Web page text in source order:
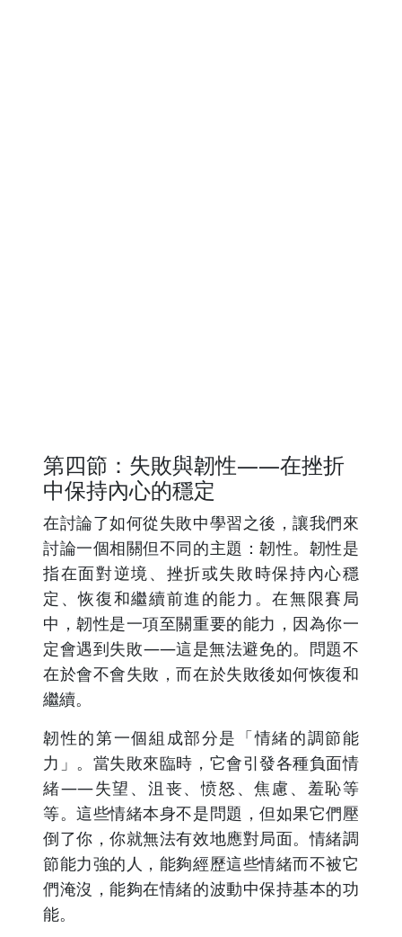
第四節：失敗與韌性——在挫折
中保持內心的穩定
在討論了如何從失敗中學習之後，讓我們來
討論一個相關但不同的主題：韌性。韌性是
指在面對逆境、挫折或失敗時保持內心穩
定、恢復和繼續前進的能力。在無限賽局
中，韌性是一項至關重要的能力，因為你一
定會遇到失敗——這是無法避免的。問題不
在於會不會失敗，而在於失敗後如何恢復和
繼續。
韌性的第一個組成部分是「情緒的調節能
力」。當失敗來臨時，它會引發各種負面情
緒——失望、沮丧、愤怒、焦慮、羞恥等
等。這些情緒本身不是問題，但如果它們壓
倒了你，你就無法有效地應對局面。情緒調
節能力強的人，能夠經歷這些情緒而不被它
們淹沒，能夠在情緒的波動中保持基本的功
能。